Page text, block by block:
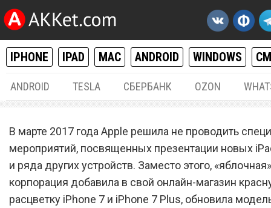
IPHONE IPAD MAC ANDROID WINDOWS
ANDROID TESLA СБЕРБАНК OZON
Инновационный 10,5-
дюймовый iPad
апреле
В марте 2017 года Apple решила не проводить
мероприятий, посвященных презентации новых
и ряда других устройств. Заместо этого, «яблочная»
корпорация добавила в свой онлайн-магазин
расцветку iPhone 7 и iPhone 7 Plus, обновила